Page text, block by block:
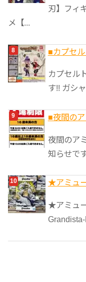
刃】フィ
メ【...
■カプセ
カプセル
す!! ガシ
■夜間の
夜間のア
知らせです
★アミュ
★アミュ